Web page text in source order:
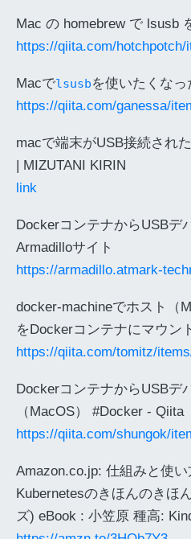
Mac の homebrew で lsusb
https://qiita.com/
Macでlsusbを使いたくな
https://qiita.com/ganessa/
macで端末がUSB接続され
| MIZUTANI KIRIN
link
DockerコンテナからUSBデ
Armadilloサイト
https://armadillo.atmark-
docker-machineでホスト（
をDockerコンテナにマウン
https://qiita.com/tomitz/
DockerコンテナからUSBデ
（MacOS） #Docker - Qiita
https://qiita.com/shungok/
Amazon.co.jp: 仕組みと使
Kubernetesのきほんのきほ
ズ) eBook : 小笠原 種高: